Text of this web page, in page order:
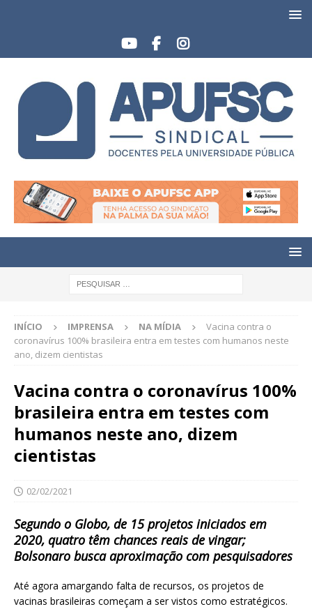
INÍCIO IMPRENSA NA MÍDIA
Vacina contra o
coronavírus 100% brasileira entra em testes com humanos neste
ano, dizem cientistas
Vacina contra o coronavírus 100%
brasileira entra em testes com
humanos neste ano, dizem
cientistas
02/02/2021
Segundo o Globo, de 15 projetos iniciados em
2020, quatro têm chances reais de vingar;
Bolsonaro busca aproximação com pesquisadores
Até agora amargando falta de recursos, os projetos de
vacinas brasileiras começam a ser vistos como estratégicos.